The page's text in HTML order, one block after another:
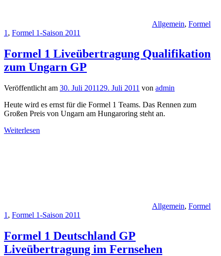
Allgemein, Formel
1 , Formel 1-Saison 2011
Formel 1 Liveübertragung Qualifikation
zum Ungarn GP
Veröffentlicht am 30. Juli 2011 29. Juli 2011 von admin
Heute wird es ernst für die Formel 1 Teams. Das Rennen zum
Großen Preis von Ungarn am Hungaroring steht an.
Weiterlesen
Allgemein, Formel
1 , Formel 1-Saison 2011
Formel 1 Deutschland GP
Liveübertragung im Fernsehen